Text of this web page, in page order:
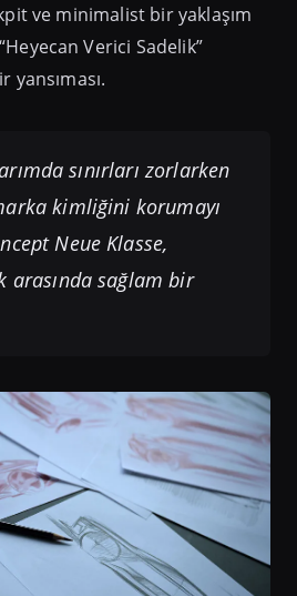
ve minimalist bir yaklaşım
Verici Sadelik”
sınırları zorlarken
kimliğini korumayı
Neue Klasse,
arasında sağlam bir